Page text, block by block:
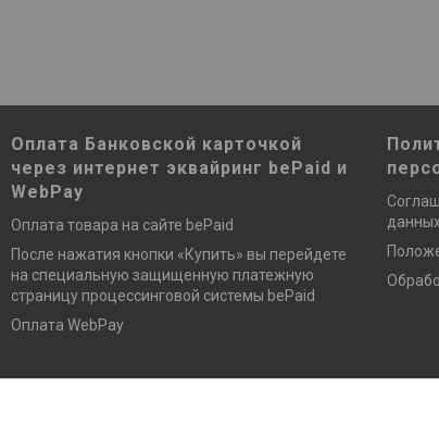
Оплата Банковской карточкой
через интернет эквайринг bePaid и
WebPay
Оплата товара на сайте bePaid
После нажатия кнопки «Купить» вы перейдете
на специальную защищенную платежную
страницу процессинговой системы bePaid
Оплата WebPay